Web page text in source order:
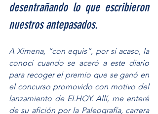
desentrañando lo que escribieron
nuestros antepasados.
A Ximena, “con equis”, por si acaso, la
conocí cuando se aceró a este diario
para recoger el premio que se ganó en
el concurso promovido con motivo del
lanzamiento de ELHOY. Allí, me enteré
de su afición por la Paleografía, carrera